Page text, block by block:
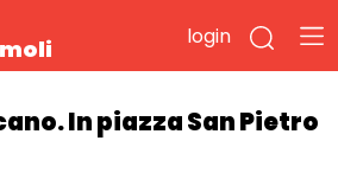
login
In piazza San Pietro